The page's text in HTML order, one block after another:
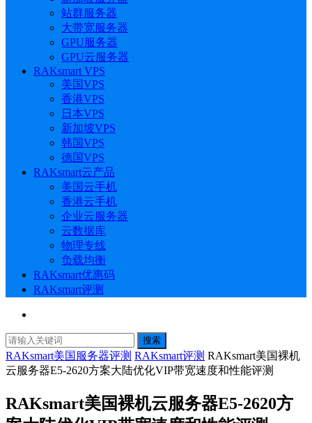
站群服务器
大带宽服务器
GPU服务器
GPU云服务器
RAKsmart VPS
美国VPS
香港VPS
日本VPS
新加坡VPS
韩国VPS
德国VPS
RAKsmart云产品
美国云手机
香港云手机
企业云服务器
云数据库
物理专线
负载均衡
RAKsmart优惠码
RAKsmart评测
搜索
RAKsmart美国服务器评测 RAKsmart评测 RAKsmart美国裸机
云服务器E5-2620方案大陆优化VIP带宽速度和性能评测
RAKsmart美国裸机云服务器E5-2620方